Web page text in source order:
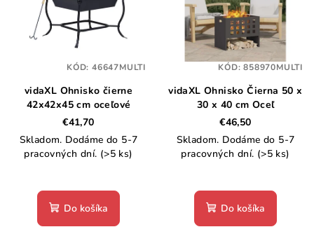
vidaXL Ohnisko čierne
42x42x45 cm oceľové
€41,70
Skladom. Dodáme do 5-7
pracovných dní. (>5 ks)
Do košíka
KÓD: 46647MULTI
vidaXL Ohnisko Čierna 50 x
30 x 40 cm Oceľ
€46,50
Skladom. Dodáme do 5-7
pracovných dní. (>5 ks)
Do košíka
KÓD:858970MULTI